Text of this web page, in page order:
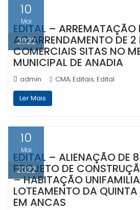
10
Mai
2022
EDITAL – ARREMATAÇÃO
AO ARRENDAMENTO DE 2
COMERCIAIS SITAS NO
MUNICIPAL DE ANADIA
admin CMA, Editais, Edital
Ler Mais
10
Mai
2022
EDITAL – ALIENAÇÃO DE
PROJETO DE
– HABITAÇÃO
LOTEAMENTO DA QUINTA
EM ANCAS